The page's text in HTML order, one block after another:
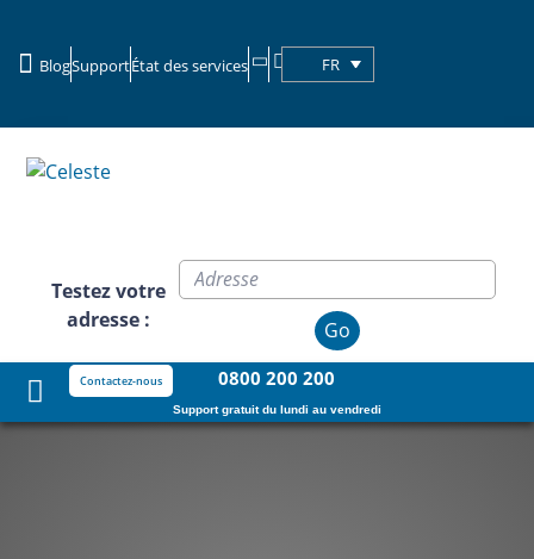
BlogSupportÉtat des services FR
Testez votre
adresse :
Go
Contactez-nous 0800 200 200
Support gratuit du lundi au vendredi